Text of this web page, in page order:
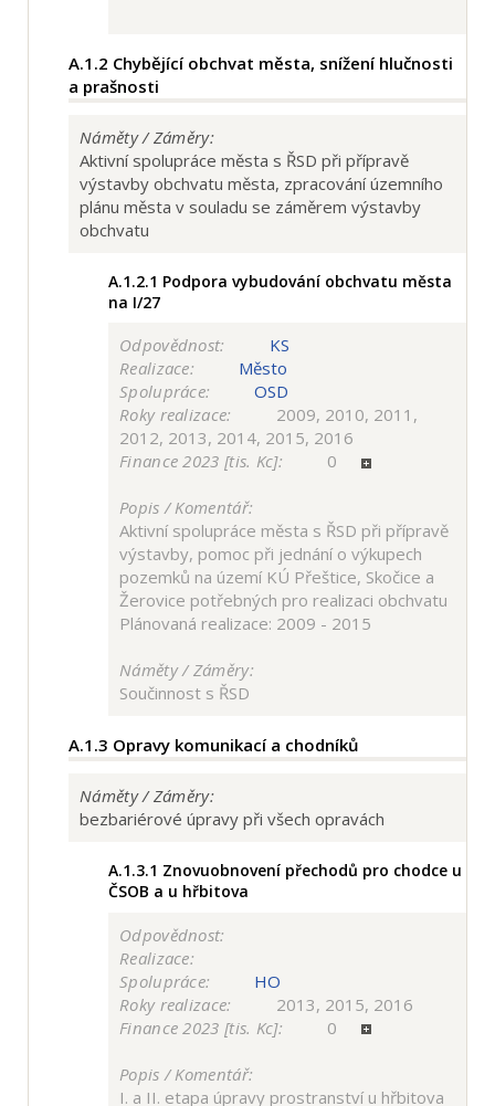
A.1.2 Chybějící obchvat města, snížení hlučnosti
a prašnosti
Náměty / Záměry:
Aktivní spolupráce města s ŘSD při přípravě
výstavby obchvatu města, zpracování územního
plánu města v souladu se záměrem výstavby
obchvatu
A.1.2.1 Podpora vybudování obchvatu města
na I/27
Odpovědnost:
KS
Realizace:
Město
Spolupráce:
OSD
Roky realizace:
2009, 2010, 2011,
2012, 2013, 2014, 2015, 2016
Finance 2023 [tis. Kc]:
0
Popis / Komentář:
Aktivní spolupráce města s ŘSD při přípravě
výstavby, pomoc při jednání o výkupech
pozemků na území KÚ Přeštice, Skočice a
Žerovice potřebných pro realizaci obchvatu
Plánovaná realizace: 2009 - 2015
Náměty / Záměry:
Součinnost s ŘSD
A.1.3 Opravy komunikací a chodníků
Náměty / Záměry:
bezbariérové úpravy při všech opravách
A.1.3.1 Znovuobnovení přechodů pro chodce u
ČSOB a u hřbitova
Odpovědnost:
Realizace:
Spolupráce:
HO
Roky realizace:
2013, 2015, 2016
Finance 2023 [tis. Kc]:
0
Popis / Komentář:
I. a II. etapa úpravy prostranství u hřbitova